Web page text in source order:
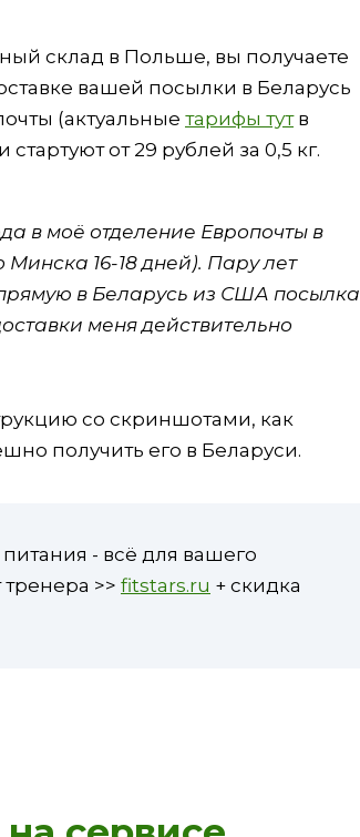
склад в Польше, вы получаете
вашей посылки в Беларусь
(актуальные тарифы тутв
от 29 рублей за 0,5 кг.
в моё отделение Европочты в
16-18 дней). Пару лет
в Беларусь из США посылка
меня действительно
со скриншотами, как
получить его в Беларуси.
- всё для вашего
>> fitstars.ru + скидка